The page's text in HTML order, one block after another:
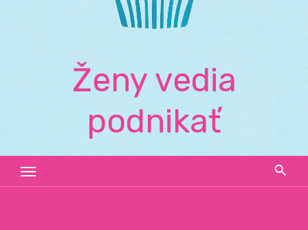
Ženy vedia
podnikať